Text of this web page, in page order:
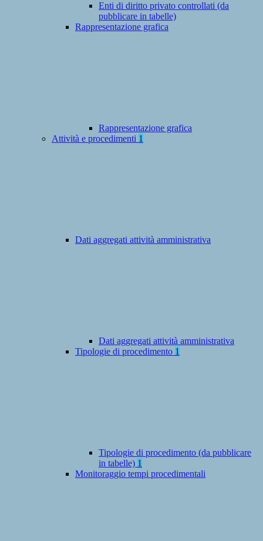
Enti di diritto privato controllati (da
pubblicare in tabelle)
Rappresentazione grafica
Rappresentazione grafica
Attività e procedimenti 1
Dati aggregati attività amministrativa
Dati aggregati attività amministrativa
Tipologie di procedimento 1
Tipologie di procedimento (da pubblicare
in tabelle) 1
Monitoraggio tempi procedimentali